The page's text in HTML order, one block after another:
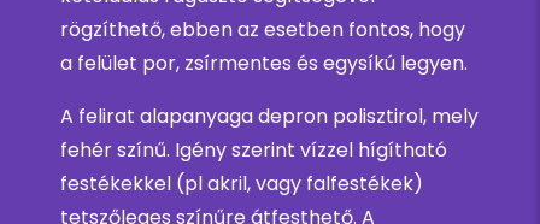
rögzíthető, ebben az esetben fontos, hogy
a felület por, zsírmentes és egysíkú legyen.
A felirat alapanyaga depron polisztirol, mely
fehér színű. Igény szerint vízzel hígítható
festékekkel (pl akril, vagy falfestékek)
tetszőleges színűre átfesthető. A